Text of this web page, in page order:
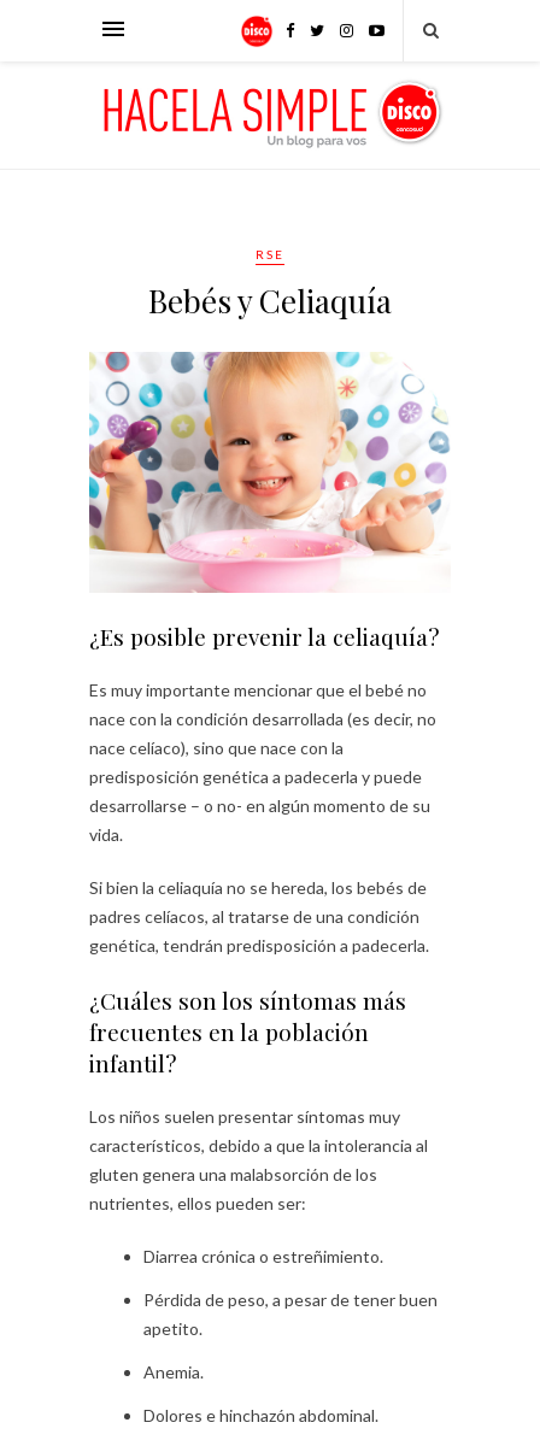
RSE
Bebés y Celiaquía
¿Es posible prevenir la celiaquía?
Es muy importante mencionar que el bebé no
nace con la condición desarrollada (es decir, no
nace celíaco), sino que nace con la
predisposición genética a padecerla y puede
desarrollarse – o no- en algún momento de su
vida.
Si bien la celiaquía no se hereda, los bebés de
padres celíacos, al tratarse de una condición
genética, tendrán predisposición a padecerla.
¿Cuáles son los síntomas más
frecuentes en la población
infantil?
Los niños suelen presentar síntomas muy
característicos, debido a que la intolerancia al
gluten genera una malabsorción de los
nutrientes, ellos pueden ser:
Diarrea crónica o estreñimiento.
Pérdida de peso, a pesar de tener buen
apetito.
Anemia.
Dolores e hinchazón abdominal.